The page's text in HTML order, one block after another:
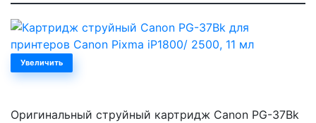
Увеличить
Оригинальный струйный картридж Canon PG-37Bk